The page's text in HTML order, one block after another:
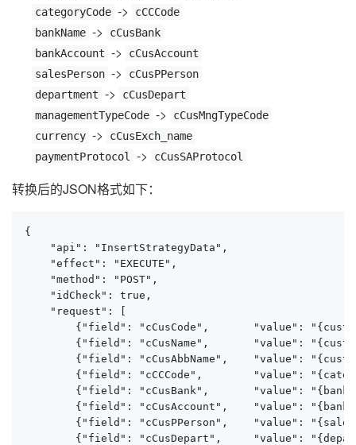
categoryCode ->
cCCCode
bankName ->
cCusBank
bankAccount ->
cCusAccount
salesPerson ->
cCusPPerson
department ->
cCusDepart
managementTypeCode ->
cCusMngTypeCode
currency ->
cCusExch_name
paymentProtocol
-> cCusSAProtocol
转换后的JSON格式如下：
{
    "api": "InsertStrategyData",
    "effect": "EXECUTE",
    "method": "POST",
    "idCheck": true,
    "request": [
{"field": "cCusCode",       "value":
{"field": "cCusName",       "value":
{"field": "cCusAbbName",    "value":
{"field": "cCCCode",        "value":
{"field": "cCusBank",       "value":
{"field": "cCusAccount",    "value":
{"field": "cCusPPerson",    "value":
{"field": "cCusDepart",     "value":